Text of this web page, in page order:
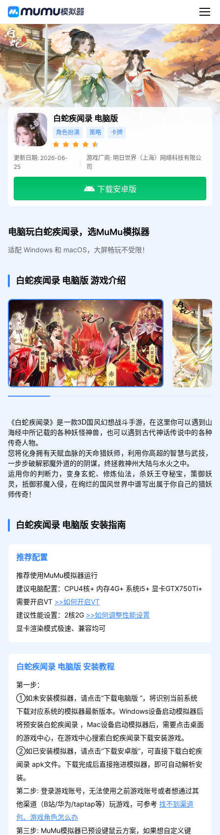
白蛇疾闻录 电脑版
角色扮演 策略 卡牌
更新日期: 2026-06-
25
游戏厂商: 明日世界（上海）网络科技有限公
司
下载安卓版
电脑玩白蛇疾闻录，选MuMu模拟器
适配 Windows 和 macOS，大屏畅玩不受限！
白蛇疾闻录 电脑版游戏介绍
《白蛇疾闻录》是一款3D国风幻想战斗手游，在这里你可以遇到山
海经中所记载的各种妖怪神兽，也可以遇到古代神话传说中的各种
传奇人物。
您将化身拥有天赋血脉的天命猎妖师，利用你高超的智慧与武技，
一步步破解邪魔外道的的阴谋，终拯救神州大陆与水火之中。
运用你的判断力，变身玄蛇、修炼仙法，杀妖王夺秘宝，策御妖
灵，抵御邪魔入侵，在绚烂的国风世界中谱写出属于你自己的猎妖
白蛇疾闻录 电脑版 安装指南
推荐配置
推荐使用MuMu模拟器运行
建议电脑配置：CPU4核+ 内存4G+ 系统i5+ 显卡GTX750Ti+
需要开启VT >>如何开启VT
建议性能设置：2核2G >>如何调整性能设置
显卡渲染模式极速、兼容均可
白蛇疾闻录 电脑版 安装教程
第一步：
①如未安装模拟器，请点击“下载电脑版 ”，将识别当前系统
下载对应系统的模拟器最新版本。Windows设备启动模拟器后
将预安装白蛇疾闻录 ，Mac设备启动模拟器后，需要点击桌面
的游戏中心，在游戏中心搜索白蛇疾闻录下载安装游戏。
②如已安装模拟器，请点击“下载安卓版”，可直接下载白蛇疾
闻录 apk文件。下载完成后直接拖进模拟器，即可自动解析安
装。
第二步: 登录游戏账号，无法使用之前游戏账号或者想通过其
他渠道（B站/华为/taptap等）玩游戏，可参考 找不到渠道
包、游戏角色怎么办
第三步: MuMu模拟器已预设键鼠云方案，如果想自定义键